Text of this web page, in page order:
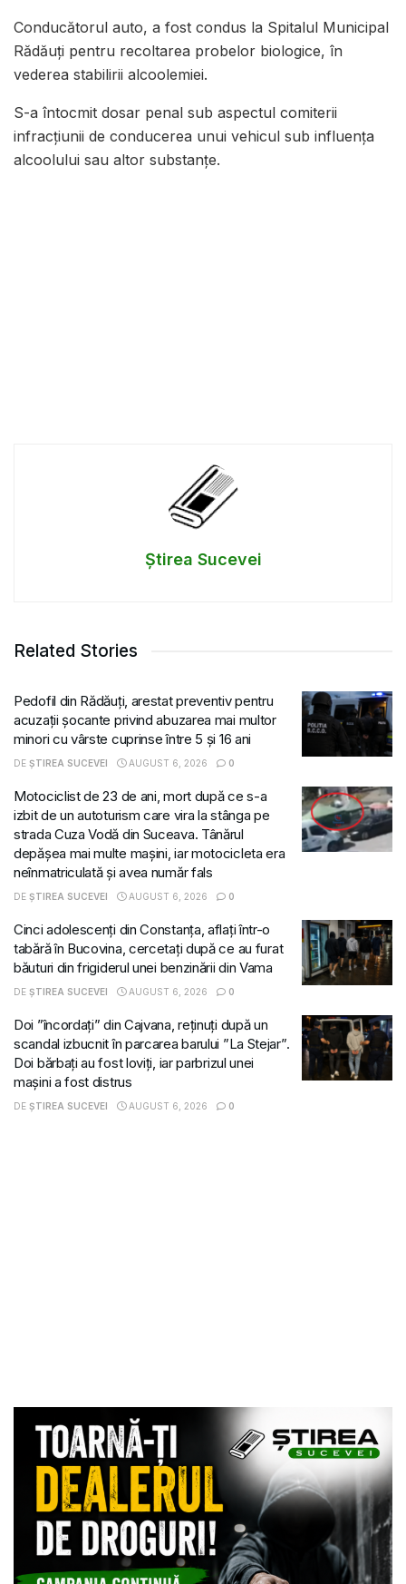
Conducătorul auto, a fost condus la Spitalul Municipal
Rădăuţi pentru recoltarea probelor biologice, în
vederea stabilirii alcoolemiei.
S-a întocmit dosar penal sub aspectul comiterii
infracțiunii de conducerea unui vehicul sub influența
alcoolului sau altor substanțe.
Știrea Sucevei
Related Stories
Pedofil din Rădăuți, arestat preventiv pentru
acuzații șocante privind abuzarea mai multor
minori cu vârste cuprinse între 5 și 16 ani
DE ȘTIREA SUCEVEI AUGUST 6, 2026 0
Motociclist de 23 de ani, mort după ce s-a
izbit de un autoturism care vira la stânga pe
strada Cuza Vodă din Suceava. Tânărul
depășea mai multe mașini, iar motocicleta era
neînmatriculată și avea număr fals
DE ȘTIREA SUCEVEI AUGUST 6, 2026 0
Cinci adolescenți din Constanța, aflați într-o
tabără în Bucovina, cercetați după ce au furat
băuturi din frigiderul unei benzinării din Vama
DE ȘTIREA SUCEVEI AUGUST 6, 2026 0
Doi ”încordați” din Cajvana, reținuți după un
scandal izbucnit în parcarea barului ”La Stejar”.
Doi bărbați au fost loviți, iar parbrizul unei
mașini a fost distrus
DE ȘTIREA SUCEVEI AUGUST 6, 2026 0